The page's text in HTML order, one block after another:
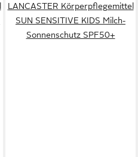
LANCASTER Körperpflegemittel
SUN SENSITIVE KIDS Milch-
Sonnenschutz SPF50+